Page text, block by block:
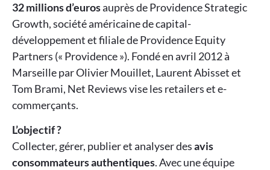
32 millions d’eurosauprès de Providence Strategic
Growth, société américaine de capital-
développement et filiale de Providence Equity
Partners (« Providence »). Fondé en avril 2012 à
Marseille par Olivier Mouillet, Laurent Abisset et
Tom Brami, Net Reviews vise les retailers et e-
commerçants.
L’objectif ?
Collecter, gérer, publier et analyser desavis
consommateurs authentiques. Avec une équipe